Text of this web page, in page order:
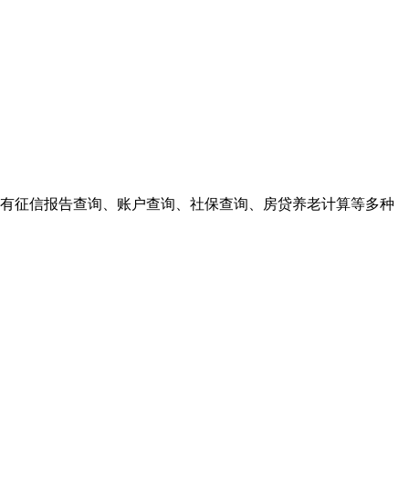
征信报告查询、账户查询、社保查询、房贷养老计算等多种